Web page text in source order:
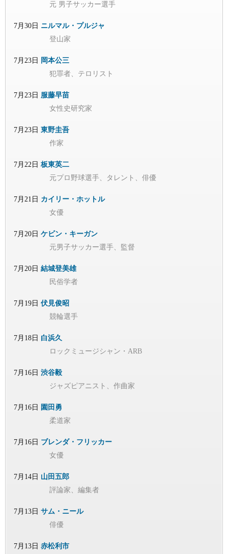
元 男子サッカー選手
7月30日 ニルマル・プルジャ
登山家
7月23日 岡本公三
犯罪者、テロリスト
7月23日 服藤早苗
女性史研究家
7月23日 東野圭吾
作家
7月22日 板東英二
元プロ野球選手、タレント、俳優
7月21日 カイリー・ホットル
女優
7月20日 ケビン・キーガン
元男子サッカー選手、監督
7月20日 結城登美雄
民俗学者
7月19日 伏見俊昭
競輪選手
7月18日 白浜久
ロックミュージシャン・ARB
7月16日 渋谷毅
ジャズピアニスト、作曲家
7月16日 園田勇
柔道家
7月16日 ブレンダ・フリッカー
女優
7月14日 山田五郎
評論家、編集者
7月13日 サム・ニール
俳優
7月13日 赤松利市